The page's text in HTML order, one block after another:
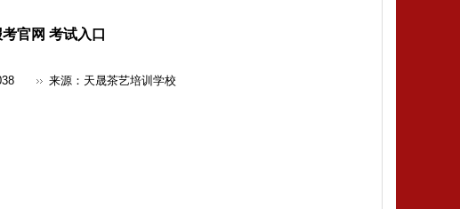
官网 考试入口
来源：天晟茶艺培训学校